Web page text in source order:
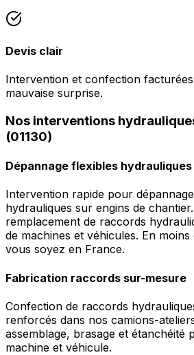
Devis clair
Intervention et confection
mauvaise surprise.
Nos interventions
(01130)
Dépannage flexibles hydrauliques
Intervention rapide pour
hydrauliques sur engins de
remplacement de raccords
de machines et véhicules. En
vous soyez en France.
Fabrication raccords sur-mesure
Confection de raccords
renforcés dans nos camions-
assemblage, brasage et étanchéité
machine et véhicule.